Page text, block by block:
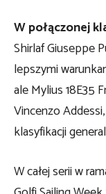
W połączonej
Shirlaf Giuseppe
lepszymi
ale Mylius 18E35
Vincenzo
klasyfikacji
W całej serii w